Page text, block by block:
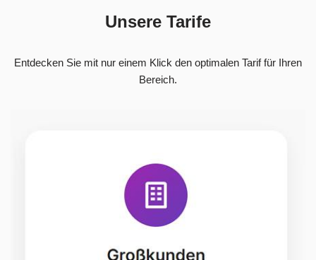
Unsere Tarife
Entdecken Sie mit nur einem Klick den optimalen Tarif für Ihren
Bereich.